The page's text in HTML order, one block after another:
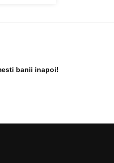
banii inapoi!